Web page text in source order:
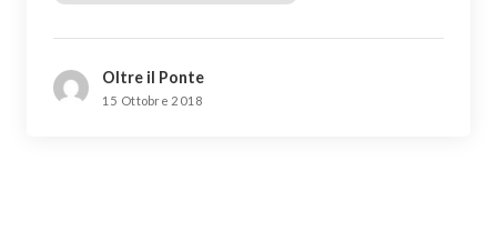
Oltre il Ponte
15 Ottobre 2018